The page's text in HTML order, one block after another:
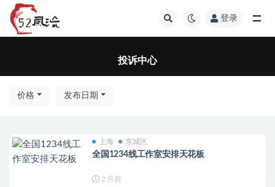
登录
投诉中心
价格 发布日期
上海 东城区
全国1234线工作室安排天花板
2 月前